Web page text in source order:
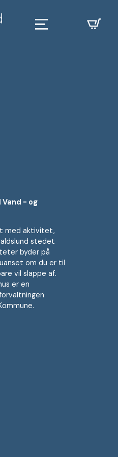
Vand - og
med aktivitet,
stedet
byder på
om du er til
vil slappe af.
er en